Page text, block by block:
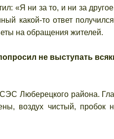
«Я ни за то, и ни за
какой-то ответ
на обращения жителей.
не выступать
Люберецкого района.
воздух чистый,